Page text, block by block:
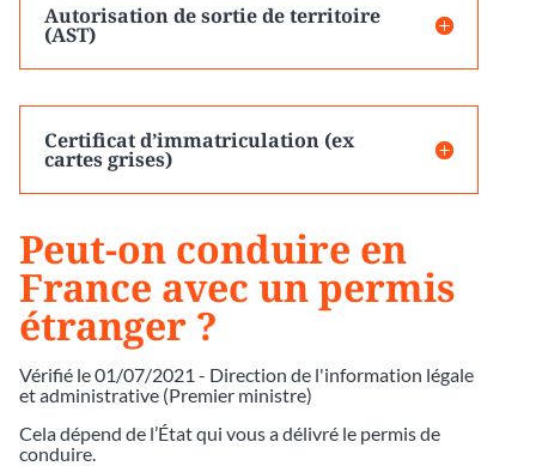
Autorisation de sortie de territoire
(AST)
Certificat d’immatriculation (ex
cartes grises)
Peut-on conduire en
France avec un permis
étranger ?
Vérifié le 01/07/2021 - Direction de l'information légale
et administrative (Premier ministre)
Cela dépend de l’État qui vous a délivré le permis de
conduire.